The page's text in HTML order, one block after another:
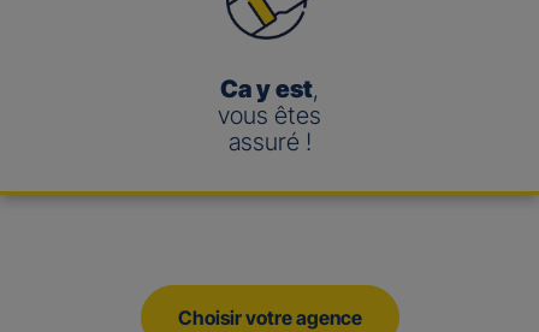
Ca y est,
vous êtes
assuré !
Choisir votre agence